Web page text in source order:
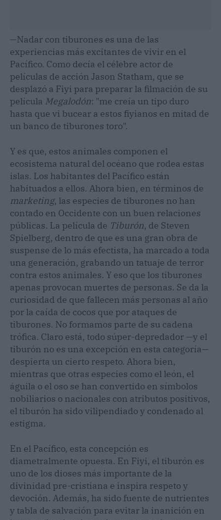
—Nadar con tiburones es una de las
experiencias más excitantes de vivir en el
Pacífico. Como decía el célebre actor de
películas de acción Jason Statham, que se
desplazó a Fiyi para preparar la filmación de su
película Megalodón: "me creía un tipo duro
hasta que vi bucear a estos fiyianos en mitad de
un banco de tiburones toro".
Y es que, estos animales componen el
ecosistema natural del océano que rodea estas
islas. Los habitantes del Pacífico están
habituados a ellos. Ahora bien, en términos de
marketing, las especies de tiburones no han
contado en Occidente con un buen relaciones
públicas. La película de Tiburón, de Steven
Spielberg, dentro de que es una gran obra de
suspense de lo más efectista, ha marcado a toda
una generación, grabando un tatuaje de terror
contra estos animales. Y eso que los tiburones
apenas provocan muertes de personas. Se da la
curiosidad de que fallecen más personas al año
por la caída de cocos que por ataques de
tiburones. No formamos parte de su cadena
trófica. Claro está, todo súper-depredador —y el
tiburón no es una excepción en esta categoría—
despierta un cierto respeto. Ahora bien,
mientras que otras especies como el león, el
águila o el oso se han convertido en símbolos
nobiliarios o nacionales con atributos positivos,
el tiburón ha sido vilipendiado y condenado al
estigma.
En el Pacífico, esta concepción es
diametralmente opuesta. En Fiyi, el tiburón es
uno de los dioses más importante de la
divinidad pre-cristiana e inspira respeto y
devoción. Además, ha sido fuente de nutrientes
y tabla de salvación para evitar la inanición en